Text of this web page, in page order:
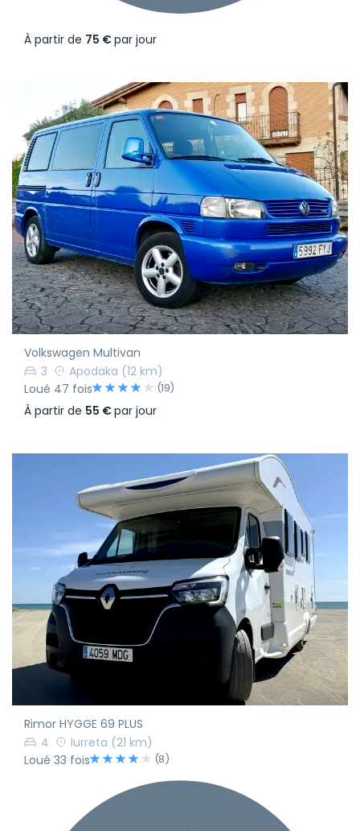
À partir de 75 €par jour
Volkswagen Multivan
3
Apodaka (12 km)
Loué 47 fois
(19)
À partir de 55 €par jour
Rimor HYGGE 69 PLUS
4
Iurreta (21 km)
Loué 33 fois
(8)